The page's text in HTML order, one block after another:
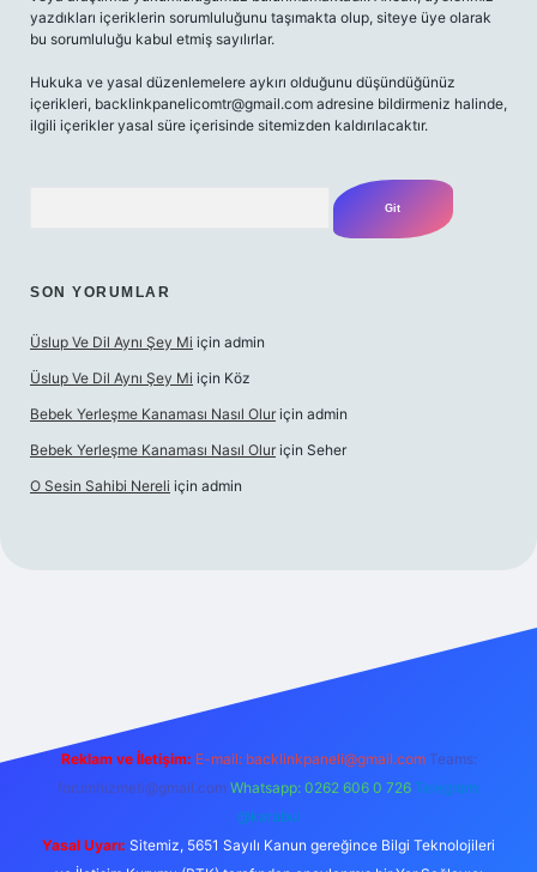
yazdıkları içeriklerin sorumluluğunu taşımakta olup, siteye üye olarak
bu sorumluluğu kabul etmiş sayılırlar.
Hukuka ve yasal düzenlemelere aykırı olduğunu düşündüğünüz
içerikleri, backlinkpanelicomtr@gmail.com adresine bildirmeniz halinde,
ilgili içerikler yasal süre içerisinde sitemizden kaldırılacaktır.
SON YORUMLAR
Üslup Ve Dil Aynı Şey Mi için admin
Üslup Ve Dil Aynı Şey Mi için Köz
Bebek Yerleşme Kanaması Nasıl Olur için admin
Bebek Yerleşme Kanaması Nasıl Olur için Seher
O Sesin Sahibi Nereli için admin
Reklam ve İletişim: E-mail: backlinkpaneli@gmail.com Teams:
forumhizmeti@gmail.com Whatsapp: 0262 606 0 726 Telegram:
@karabul
Yasal Uyarı: Sitemiz, 5651 Sayılı Kanun gereğince Bilgi Teknolojileri